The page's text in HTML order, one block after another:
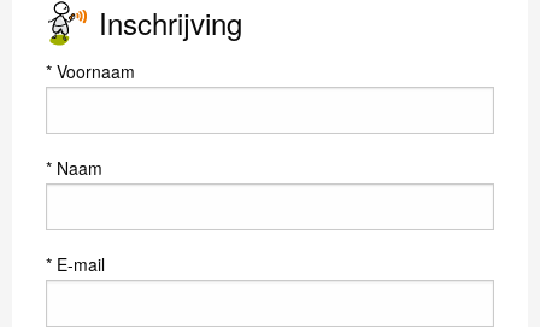
Inschrijving
Voornaam
Naam
E-mail